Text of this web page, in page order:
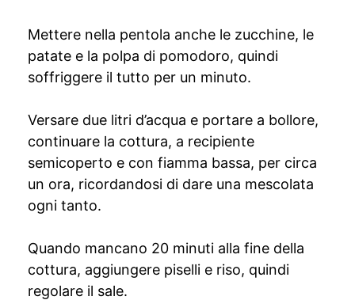
Mettere nella pentola anche le zucchine, le
patate e la polpa di pomodoro, quindi
soffriggere il tutto per un minuto.
Versare due litri d’acqua e portare a bollore,
continuare la cottura, a recipiente
semicoperto e con fiamma bassa, per circa
un ora, ricordandosi di dare una mescolata
ogni tanto.
Quando mancano 20 minuti alla fine della
cottura, aggiungere piselli e riso, quindi
regolare il sale.